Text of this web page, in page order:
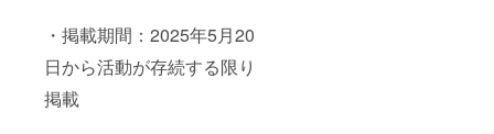
・掲載期間：2025年5月20
日から活動が存続する限り
掲載